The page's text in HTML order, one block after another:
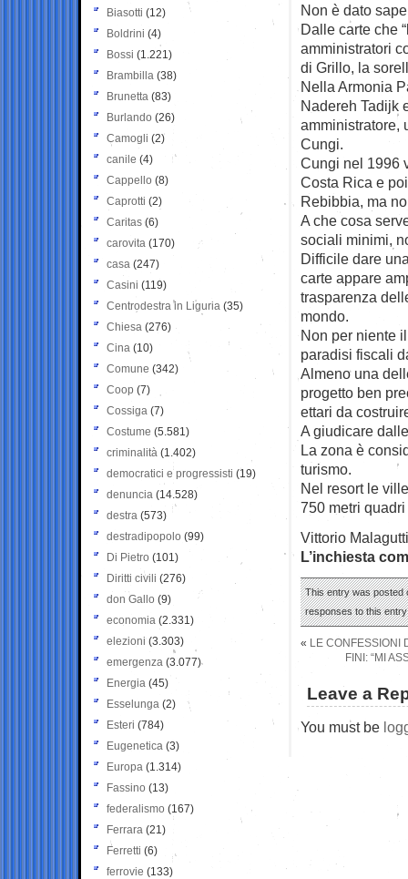
Non è dato
Dalle carte che
amministratori
di Grillo, la
Nella Armonia
Nadereh Tadijk
amministratore,
Cungi.
Cungi nel 1996
Costa Rica e
Rebibbia, ma
A che cosa
sociali minimi,
Difficile dare
carte appare
trasparenza
mondo.
Non per niente
paradisi fiscali
Almeno una
progetto ben
ettari da
A giudicare
La zona è
turismo.
Nel resort le
750 metri
Vittorio
L’inchiesta
This entry was posted
responses to this
« LE CONFESSIONI
FINI: “MI
Leave a
You must be
Biasotti (12)
Boldrini (4)
Bossi (1.221)
Brambilla (38)
Brunetta (83)
Burlando (26)
Camogli (2)
canile (4)
Cappello (8)
Caprotti (2)
Caritas (6)
carovita (170)
casa (247)
Casini (119)
Centrodestra in Liguria (35)
Chiesa (276)
Cina (10)
Comune (342)
Coop (7)
Cossiga (7)
Costume (5.581)
criminalità (1.402)
democratici e progressisti (19)
denuncia (14.528)
destra (573)
destradipopolo (99)
Di Pietro (101)
Diritti civili (276)
don Gallo (9)
economia (2.331)
elezioni (3.303)
emergenza (3.077)
Energia (45)
Esselunga (2)
Esteri (784)
Eugenetica (3)
Europa (1.314)
Fassino (13)
federalismo (167)
Ferrara (21)
Ferretti (6)
ferrovie (133)